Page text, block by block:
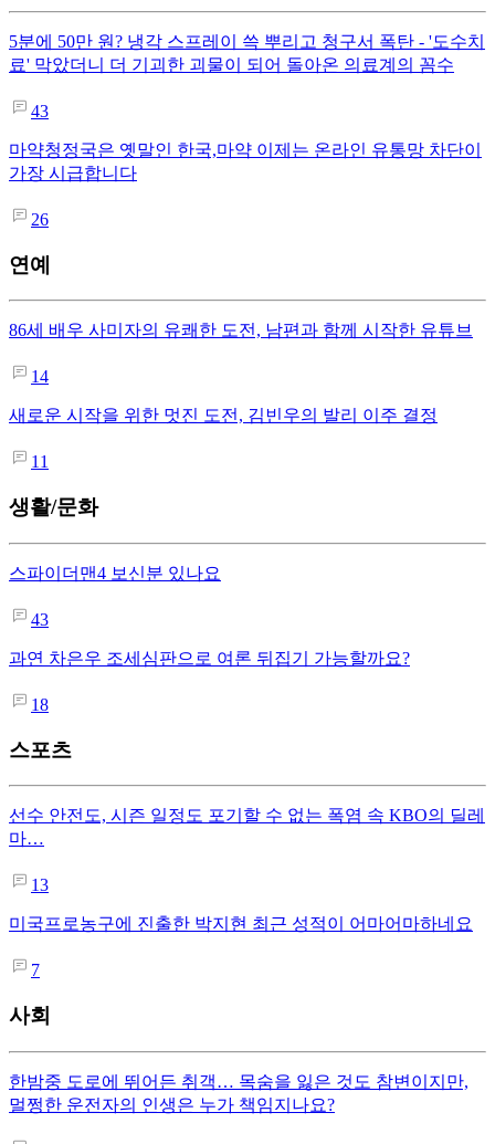
5분에 50만 원? 냉각 스프레이 쓱 뿌리고 청구서 폭탄 - '도수치
료' 막았더니 더 기괴한 괴물이 되어 돌아온 의료계의 꼼수
43
마약청정국은 옛말인 한국,마약 이제는 온라인 유통망 차단이
가장 시급합니다
26
연예
86세 배우 사미자의 유쾌한 도전, 남편과 함께 시작한 유튜브
14
새로운 시작을 위한 멋진 도전, 김빈우의 발리 이주 결정
11
생활/문화
스파이더맨4 보신분 있나요
43
과연 차은우 조세심판으로 여론 뒤집기 가능할까요?
18
스포츠
선수 안전도, 시즌 일정도 포기할 수 없는 폭염 속 KBO의 딜레
마…
13
미국프로농구에 진출한 박지현 최근 성적이 어마어마하네요
7
사회
한밤중 도로에 뛰어든 취객… 목숨을 잃은 것도 참변이지만,
멀쩡한 운전자의 인생은 누가 책임지나요?